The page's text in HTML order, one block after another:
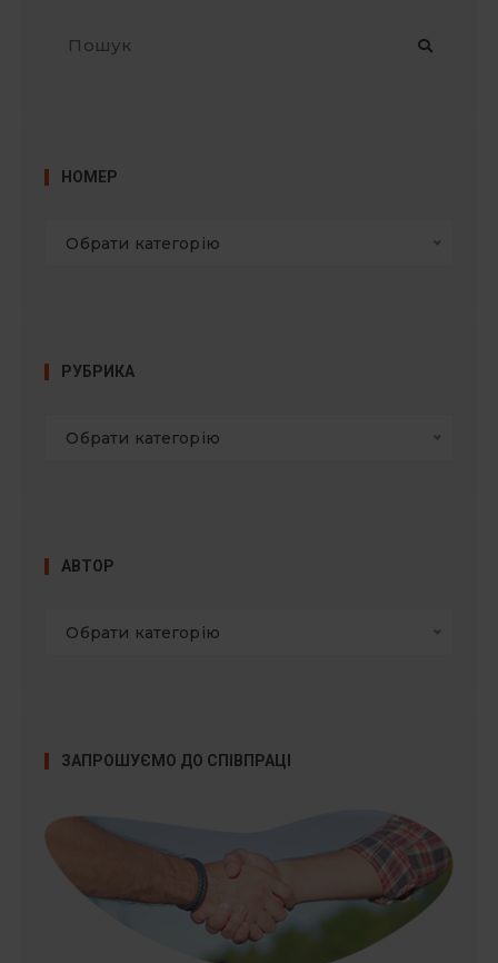
НОМЕР
Обрати категорію
РУБРИКА
Обрати категорію
АВТОР
Обрати категорію
ЗАПРОШУЄМО ДО СПІВПРАЦІ